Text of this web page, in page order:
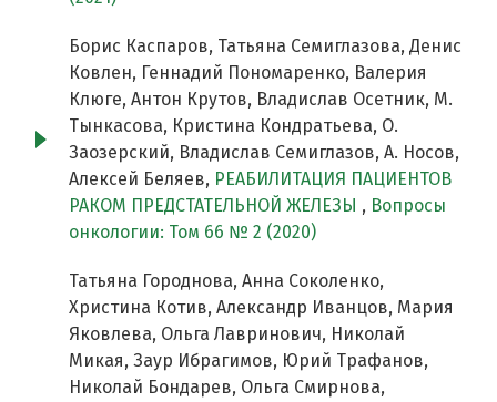
Борис Каспаров, Татьяна Семиглазова, Денис
Ковлен, Геннадий Пономаренко, Валерия
Клюге, Антон Крутов, Владислав Осетник, М.
Тынкасова, Кристина Кондратьева, О.
Заозерский, Владислав Семиглазов, А. Носов,
Алексей Беляев, РЕАБИЛИТАЦИЯ ПАЦИЕНТОВ
РАКОМ ПРЕДСТАТЕЛЬНОЙ ЖЕЛЕЗЫ , Вопросы
онкологии: Том 66 № 2 (2020)
Татьяна Городнова, Анна Соколенко,
Христина Котив, Александр Иванцов, Мария
Яковлева, Ольга Лавринович, Николай
Микая, Заур Ибрагимов, Юрий Трафанов,
Николай Бондарев, Ольга Смирнова,